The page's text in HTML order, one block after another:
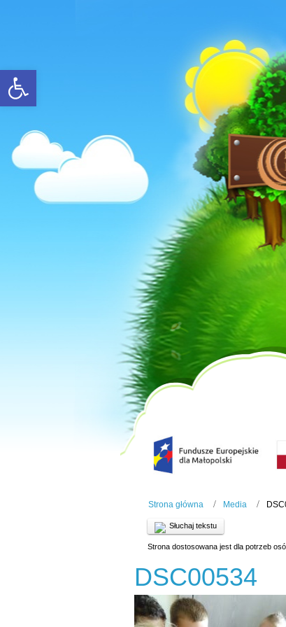
Open toolbar
Strona główna Media
Słuchaj tekstu
Strona dostosowana jest dla potrzeb
DSC00534